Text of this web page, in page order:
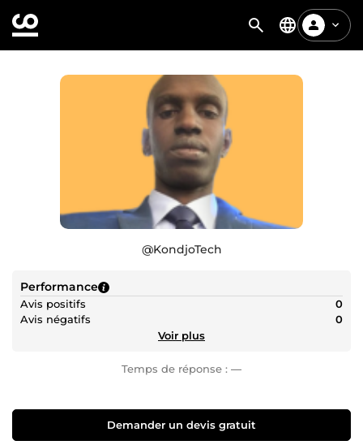
@KondjoTech
Performance
Avis positifs
0
Avis négatifs
0
Voir plus
Temps de réponse : —
Demander un devis gratuit